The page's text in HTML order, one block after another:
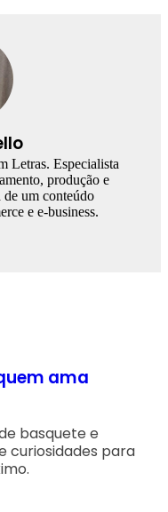
Letras. Especialista
produção e
de um conteúdo
e e-business.
ama
basquete e
curiosidades para